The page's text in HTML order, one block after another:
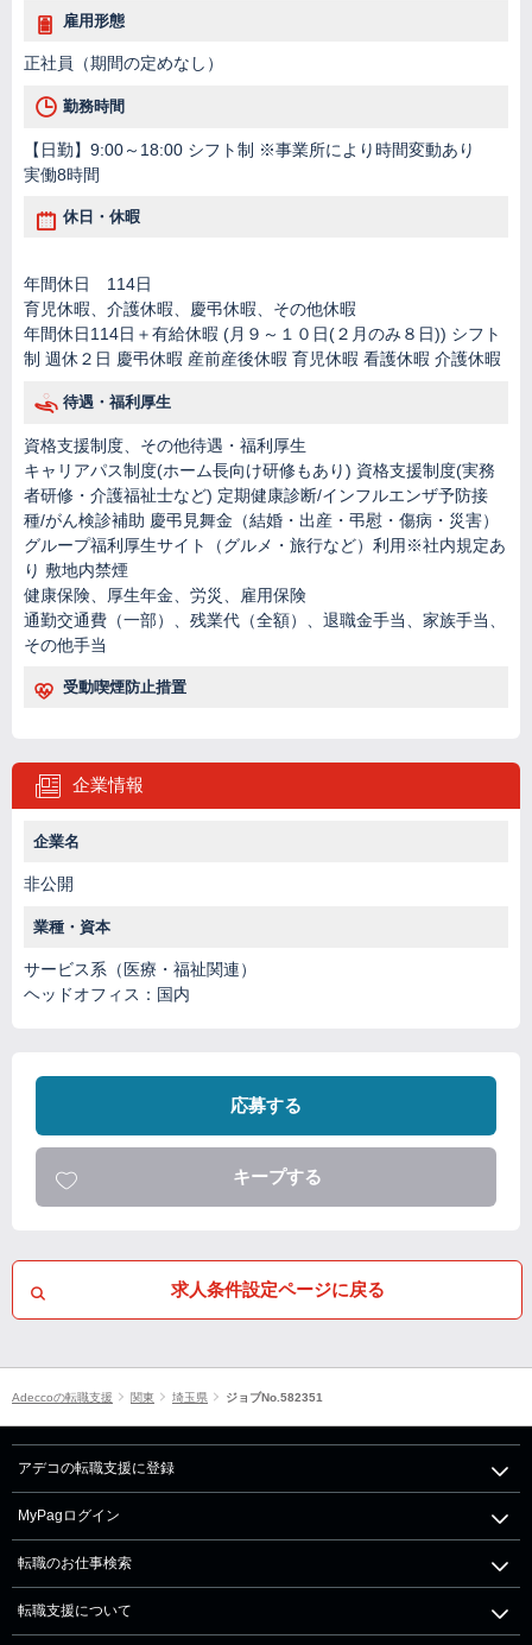
雇用形態
正社員（期間の定めなし）
勤務時間
【日勤】9:00～18:00 シフト制 ※事業所により時間変動あり
実働8時間
休日・休暇
年間休日 114日
育児休暇、介護休暇、慶弔休暇、その他休暇
年間休日114日＋有給休暇 (月９～１０日(２月のみ８日)) シフト
制 週休２日 慶弔休暇 産前産後休暇 育児休暇 看護休暇 介護休暇
待遇・福利厚生
資格支援制度、その他待遇・福利厚生
キャリアパス制度(ホーム長向け研修もあり) 資格支援制度(実務
者研修・介護福祉士など) 定期健康診断/インフルエンザ予防接
種/がん検診補助 慶弔見舞金（結婚・出産・弔慰・傷病・災害）
グループ福利厚生サイト（グルメ・旅行など）利用※社内規定あ
り 敷地内禁煙
健康保険、厚生年金、労災、雇用保険
通勤交通費（一部）、残業代（全額）、退職金手当、家族手当、
その他手当
受動喫煙防止措置
企業情報
企業名
非公開
業種・資本
サービス系（医療・福祉関連）
ヘッドオフィス：国内
応募する
キープする
求人条件設定ページに戻る
Adeccoの転職支援 関東 埼玉県 ジョブNo.582351
アデコの転職支援に登録
MyPagログイン
転職のお仕事検索
転職支援について